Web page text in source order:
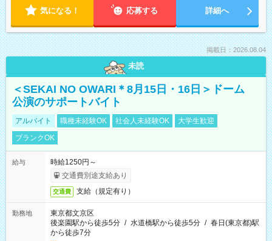
気になる！ 応募する 詳細へ
掲載日：2026.08.04
未読
＜SEKAI NO OWARI＊8月15日・16日＞ドーム
公演のサポートバイト
アルバイト 職種未経験OK 社会人未経験OK
大学生歓迎
ブランクOK
給与
時給1250円～
交通費別途支給あり
交通費 支給（規定有り）
勤務地
東京都文京区
後楽園駅から徒歩5分 / 水道橋駅から徒歩5分 / 春日(東京都)駅
から徒歩7分